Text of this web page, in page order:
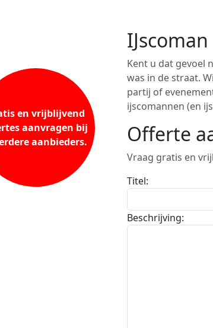
IJscoman
en vrijblijvend
aanvragen bij
aanbieders.
Kent u dat gevoel
was in de straat.
partij of
ijscomannen (en
Offerte
Vraag gratis en
Titel:
Beschrijving: